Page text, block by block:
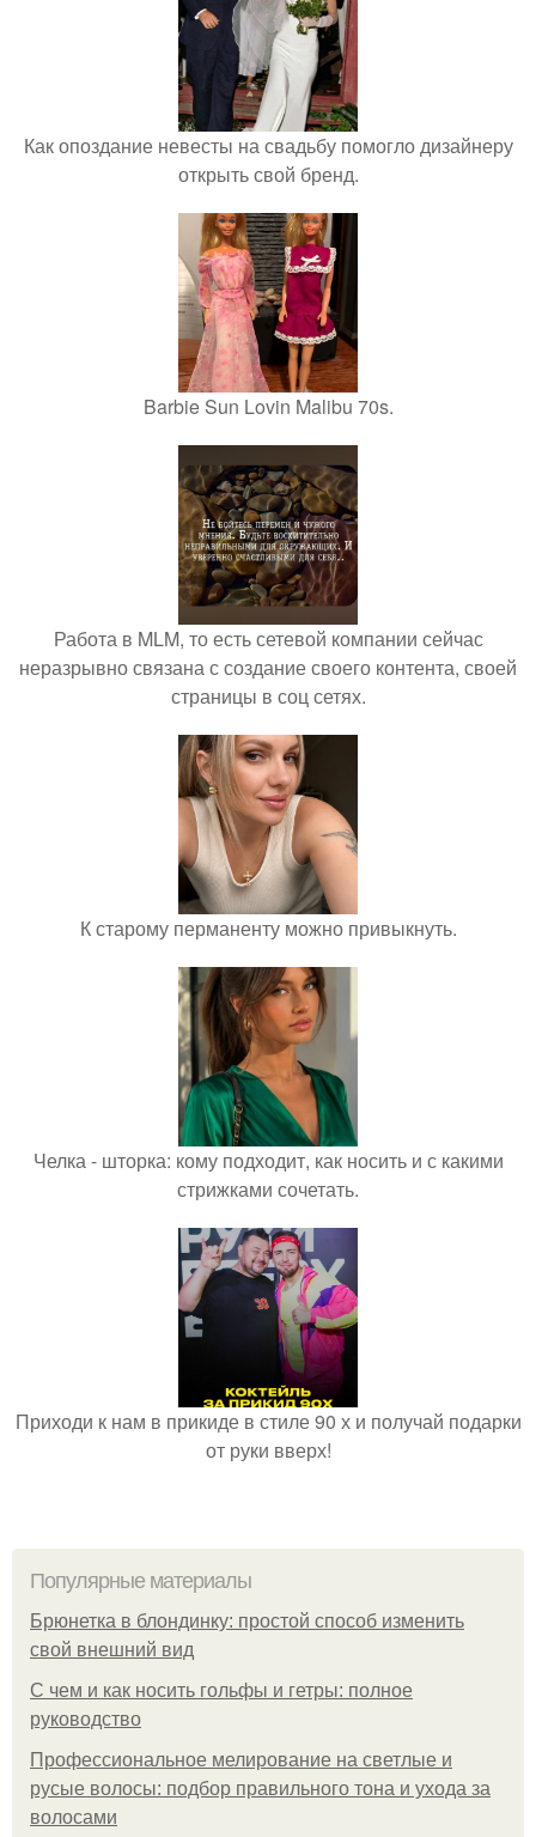
Как опоздание невесты на свадьбу помогло дизайнеру
открыть свой бренд.
Barbie Sun Lovin Malibu 70s.
Работа в MLM, то есть сетевой компании сейчас
неразрывно связана с создание своего контента, своей
страницы в соц сетях.
К старому перманенту можно привыкнуть.
Челка - шторка: кому подходит, как носить и с какими
стрижками сочетать.
Приходи к нам в прикиде в стиле 90 х и получай подарки
от руки вверх!
Популярные материалы
Брюнетка в блондинку: простой способ изменить
свой внешний вид
С чем и как носить гольфы и гетры: полное
руководство
Профессиональное мелирование на светлые и
русые волосы: подбор правильного тона и ухода за
волосами